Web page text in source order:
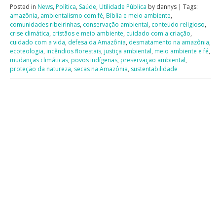
Posted in News, Política, Saúde, Utilidade Pública by dannys | Tags:
amazônia, ambientalismo com fé, Bíblia e meio ambiente,
comunidades ribeirinhas, conservação ambiental, conteúdo religioso,
crise climática, cristãos e meio ambiente, cuidado com a criação,
cuidado com a vida, defesa da Amazônia, desmatamento na amazônia,
ecoteologia, incêndios florestais, justiça ambiental, meio ambiente e fé,
mudanças climáticas, povos indígenas, preservação ambiental,
proteção da natureza, secas na Amazônia, sustentabilidade